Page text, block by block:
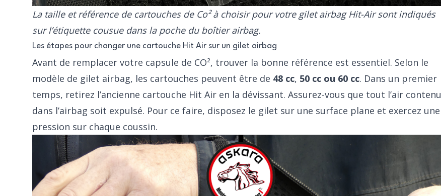
La taille et référence de cartouches de Co² à choisir pour votre gilet airbag Hit-Air sont indiqués
sur l’étiquette cousue dans la poche du boîtier airbag.
Les étapes pour changer une cartouche Hit Air sur un gilet airbag
Avant de remplacer votre capsule de CO², trouver la bonne référence est essentiel. Selon le
modèle de gilet airbag, les cartouches peuvent être de 48 cc, 50 cc ou 60 cc. Dans un premier
temps, retirez l’ancienne cartouche Hit Air en la dévissant. Assurez-vous que tout l’air contenu
dans l’airbag soit expulsé. Pour ce faire, disposez le gilet sur une surface plane et exercez une
pression sur chaque coussin.